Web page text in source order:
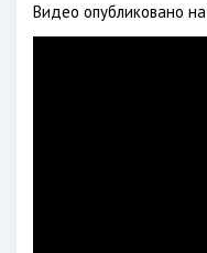
Видео опубликовано на